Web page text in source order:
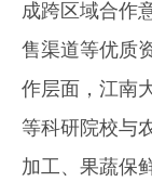
成跨区域合作
售渠道等优质
作层面，江南
等科研院校与
加工、果蔬保